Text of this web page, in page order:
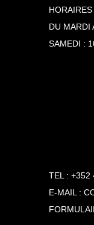
HORAIRES
DU MARDI
SAMEDI :
TEL :+352
E-MAIL :